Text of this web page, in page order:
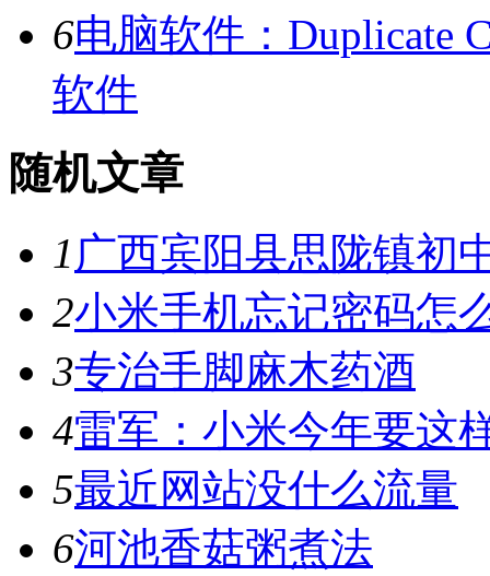
6电脑软件：Duplicate
软件
随机文章
1 广西宾阳县思陇镇初
2小米手机忘记密码怎
3专治手脚麻木药酒
4雷军：小米今年要这
5最近网站没什么流量
6河池香菇粥煮法